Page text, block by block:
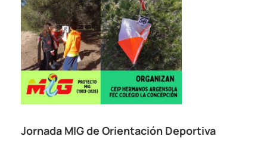
Jornada MIG de Orientación Deportiva